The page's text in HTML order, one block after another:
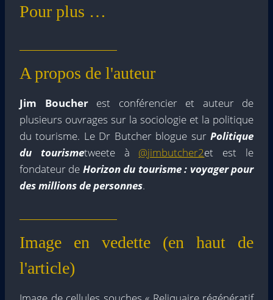
Pour plus …
A propos de l'auteur
Jim Boucher est conférencier et auteur de
plusieurs ouvrages sur la sociologie et la politique
du tourisme. Le Dr Butcher blogue sur Politique
du tourismetweete à @jimbutcher2et est le
fondateur de Horizon du tourisme : voyager pour
des millions de personnes.
Image en vedette (en haut de
l'article)